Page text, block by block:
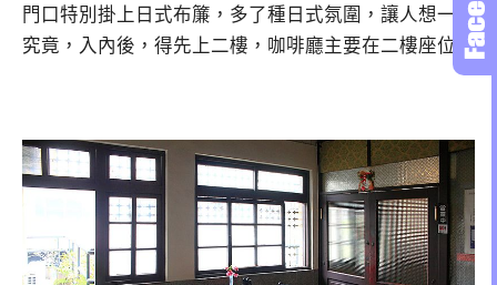
門口特別掛上日式布簾，多了種日式氛圍，讓人想一探
究竟，入內後，得先上二樓，咖啡廳主要在二樓座位。